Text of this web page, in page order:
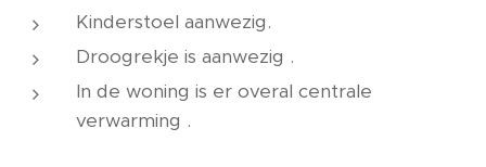
Kinderstoel aanwezig.
Droogrekje is aanwezig .
In de woning is er overal centrale
verwarming .